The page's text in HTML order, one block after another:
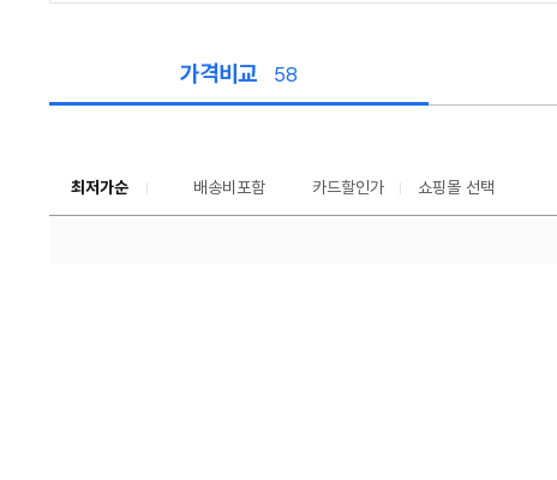
가격비교 58
최저가순 배송비포함 카드할인가 쇼핑몰 선택